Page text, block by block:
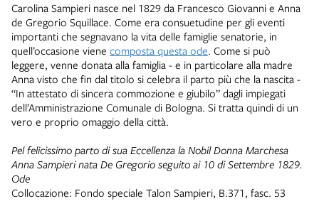
Carolina Sampieri nasce nel 1829 da Francesco Giovanni e Anna
de Gregorio Squillace. Come era consuetudine per gli eventi
importanti che segnavano la vita delle famiglie senatorie, in
quell’occasione viene composta questa ode. Come si può
leggere, venne donata alla famiglia - e in particolare alla madre
Anna visto che fin dal titolo si celebra il parto più che la nascita -
“In attestato di sincera commozione e giubilo” dagli impiegati
dell’Amministrazione Comunale di Bologna. Si tratta quindi di un
vero e proprio omaggio della città.
Pel felicissimo parto di sua Eccellenza la Nobil Donna Marchesa
Anna Sampieri nata De Gregorio seguito ai 10 di Settembre 1829.
Ode
Collocazione: Fondo speciale Talon Sampieri, B.371, fasc. 53